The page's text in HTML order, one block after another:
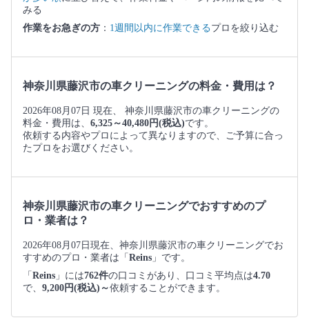
みる
作業をお急ぎの方 ： 1週間以内に作業できるプロを絞り込む
神奈川県藤沢市の車クリーニングの料金・費用は？
2026年08月07日 現在、 神奈川県藤沢市の車クリーニングの
料金・費用は、 6,325～40,480円(税込)です。
依頼する内容やプロによって異なりますので、ご予算に合っ
たプロをお選びください。
神奈川県藤沢市の車クリーニングでおすすめのプ
ロ・業者は？
2026年08月07日現在、神奈川県藤沢市の車クリーニングでお
すすめのプロ・業者は「 Reins 」です。
「 Reins 」には762件の口コミがあり、口コミ平均点は4.70
で、 9,200円(税込)～依頼することができます。